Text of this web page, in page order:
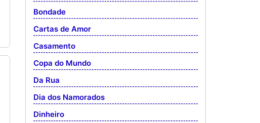
Bondade
Cartas de Amor
Casamento
Copa do Mundo
Da Rua
Dia dos Namorados
Dinheiro